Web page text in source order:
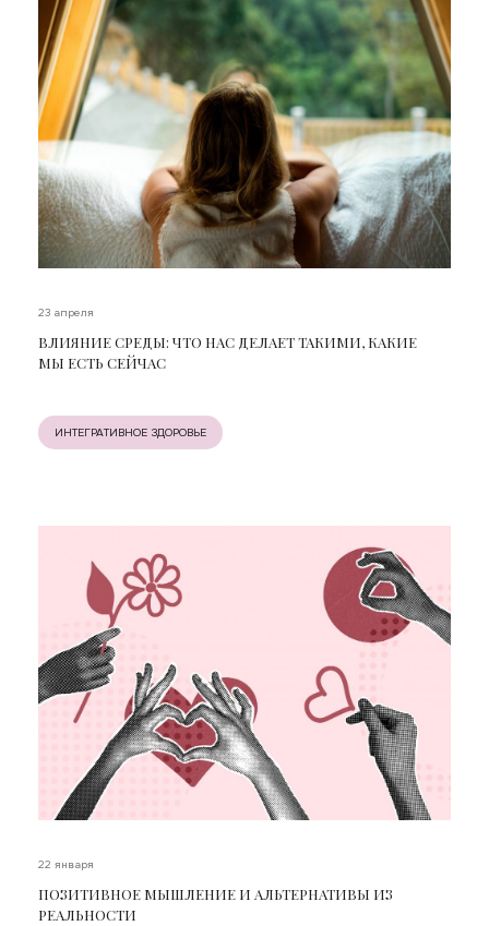
23 апреля
ВЛИЯНИЕ СРЕДЫ: ЧТО НАС ДЕЛАЕТ ТАКИМИ, КАКИЕ
МЫ ЕСТЬ СЕЙЧАС
ИНТЕГРАТИВНОЕ ЗДОРОВЬЕ
22 января
ПОЗИТИВНОЕ МЫШЛЕНИЕ И АЛЬТЕРНАТИВЫ ИЗ
РЕАЛЬНОСТИ